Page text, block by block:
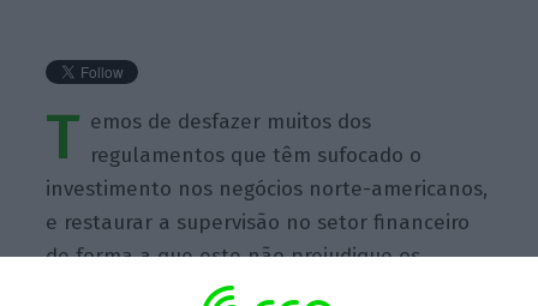
T emos de desfazer muitos dos
regulamentos que têm sufocado o
investimento nos negócios norte-americanos,
e restaurar a supervisão no setor financeiro
de forma a que este não prejudique os
trabalhadores norte-americanos.